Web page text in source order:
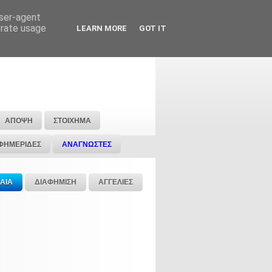
ΑΠΟΨΗ ΣΤΟΙΧΗΜΑ
ΑΝΑΓΝΩΣΤΕΣ
ΔΙΑΦΗΜΙΣΗ ΑΓΓΕΛΙΕΣ
agent
usage
LEARN MORE GOT IT